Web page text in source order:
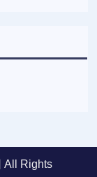
All Rights